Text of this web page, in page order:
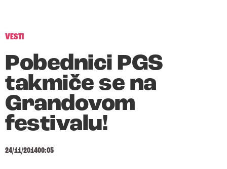
VESTI
Pobednici PGS
takmiče se na
Grandovom
festivalu!
24/11/201400:05